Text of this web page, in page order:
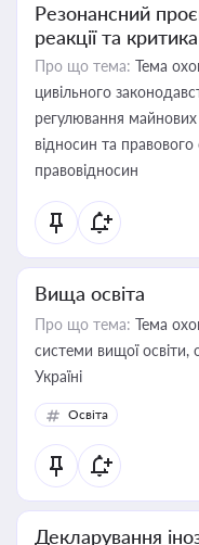
Резонансний
реакції та критика
Про що тема: Тема
цивільного
регулювання
відносин та правового
правовідносин
Вища освіта
Про що тема: Тема
системи вищої освіти,
Україні
Освіта
Декларування